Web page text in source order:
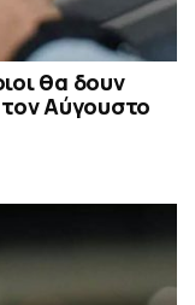
θα δουν
Αύγουστο